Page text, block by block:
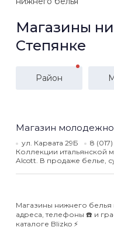
Магазины
Степянке
Район
Магазин
ул. Карвата 29Б 8
Коллекции итальянской
Alcott. В продаже белье,
Магазины нижнего белья
адреса, телефоны ☎️ и
каталоге Blizko ⚡️